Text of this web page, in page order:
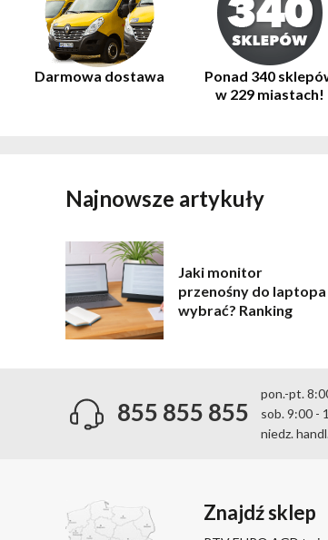
Darmowa dostawa
Ponad 340
w 229 miastach!
Najnowsze artykuły
Jaki monitor
przenośny do laptopa
wybrać? Ranking
855 855 855
pon.-pt.
sob. 9:00 -
niedz.
Znajdź sklep